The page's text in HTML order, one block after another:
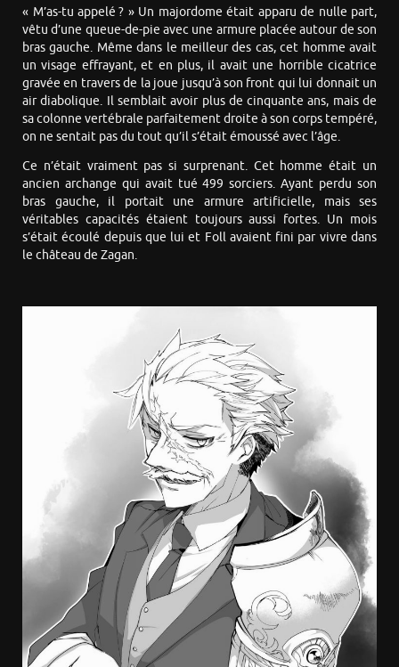
« M’as-tu appelé ? » Un majordome était apparu de nulle part,
vêtu d’une queue-de-pie avec une armure placée autour de son
bras gauche. Même dans le meilleur des cas, cet homme avait
un visage effrayant, et en plus, il avait une horrible cicatrice
gravée en travers de la joue jusqu’à son front qui lui donnait un
air diabolique. Il semblait avoir plus de cinquante ans, mais de
sa colonne vertébrale parfaitement droite à son corps tempéré,
on ne sentait pas du tout qu’il s’était émoussé avec l’âge.
Ce n’était vraiment pas si surprenant. Cet homme était un
ancien archange qui avait tué 499 sorciers. Ayant perdu son
bras gauche, il portait une armure artificielle, mais ses
véritables capacités étaient toujours aussi fortes. Un mois
s’était écoulé depuis que lui et Foll avaient fini par vivre dans
le château de Zagan.